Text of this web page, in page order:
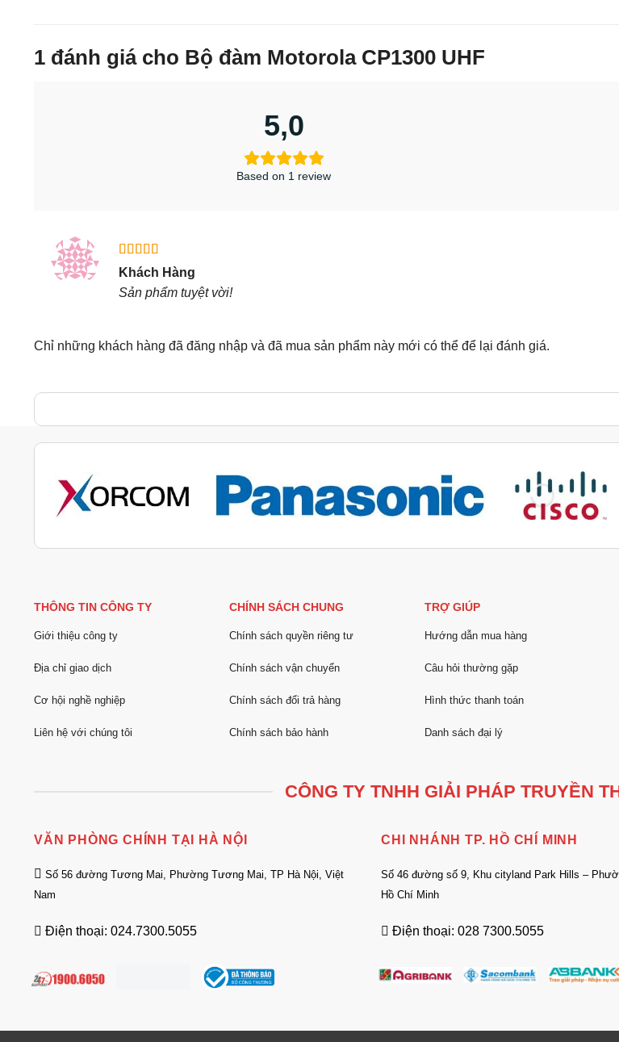
1 đánh giá cho Bộ đàm Motorola CP1300 UHF
5,0
Based on 1 review
Được xếp
hạng55
sao
Khách Hàng
Sản phẩm tuyệt vời!
Chỉ những khách hàng đã đăng nhập và đã mua sản phẩm này mới có thể để lại đánh giá.
THÔNG TIN CÔNG TY
Giới thiệu công ty
Địa chỉ giao dịch
Cơ hội nghề nghiệp
Liên hệ với chúng tôi
CHÍNH SÁCH CHUNG
Chính sách quyền riêng tư
Chính sách vận chuyển
Chính sách đổi trả hàng
Chính sách bảo hành
TRỢ GIÚP
Hướng dẫn mua hàng
Câu hỏi thường gặp
Hình thức thanh toán
Danh sách đại lý
CÔNG TY TNHH GIẢI PHÁP TRUYỀN
VĂN PHÒNG CHÍNH TẠI HÀ NỘI
Số 56 đường Tương Mai, Phường Tương Mai, TP Hà Nội, Việt
Nam
Điện thoại: 024.7300.5055
CHI NHÁNH TP. HỒ CHÍ MINH
Số 46 đường số 9, Khu cityland Park Hills –
Hồ Chí Minh
Điện thoại: 028 7300.5055